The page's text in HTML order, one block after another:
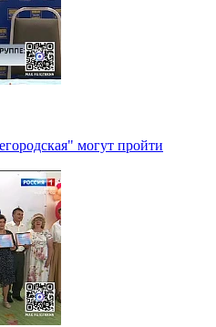
могут пройти